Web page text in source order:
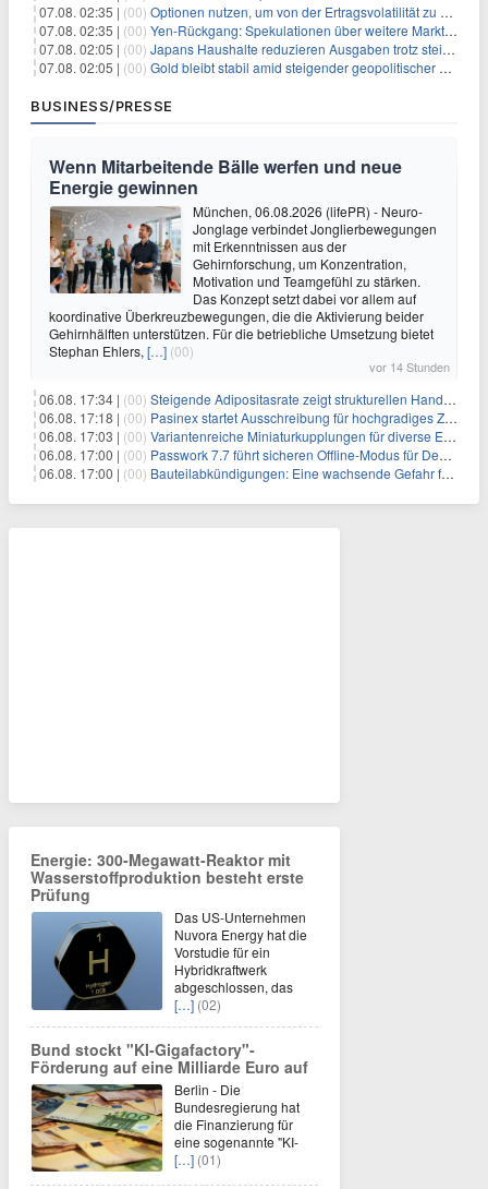
07.08. 02:35 | (00) Optionen nutzen, um von der Ertragsvolatilität zu profitieren
07.08. 02:35 | (00) Yen-Rückgang: Spekulationen über weitere Marktinterventionen nehmen zu
07.08. 02:05 | (00) Japans Haushalte reduzieren Ausgaben trotz steigender Löhne: Ein Warnsignal für das Wachstum
07.08. 02:05 | (00) Gold bleibt stabil amid steigender geopolitischer Spannungen im Persischen Golf
BUSINESS/PRESSE
Wenn Mitarbeitende Bälle werfen und neue
Energie gewinnen
München, 06.08.2026 (lifePR) - Neuro-
Jonglage verbindet Jonglierbewegungen
mit Erkenntnissen aus der
Gehirnforschung, um Konzentration,
Motivation und Teamgefühl zu stärken.
Das Konzept setzt dabei vor allem auf
koordinative Überkreuzbewegungen, die die Aktivierung beider
Gehirnhälften unterstützen. Für die betriebliche Umsetzung bietet
Stephan Ehlers, […] (00)
vor 14 Stunden
06.08. 17:34 | (00) Steigende Adipositasrate zeigt strukturellen Handlungsbedarf bei der Ernährung schulpflichtiger Kinder
06.08. 17:18 | (00) Pasinex startet Ausschreibung für hochgradiges Zinksulfidkonzentrat mit Germanium- und Silbergehalten und stellt ein Betriebsupdate bereit
06.08. 17:03 | (00) Variantenreiche Miniaturkupplungen für diverse Einsatzbereiche
06.08. 17:00 | (00) Passwork 7.7 führt sicheren Offline-Modus für Desktop- und Mobile-Apps ein
06.08. 17:00 | (00) Bauteilabkündigungen: Eine wachsende Gefahr für industrielle Elektroniksysteme
Energie: 300-Megawatt-Reaktor mit
Wasserstoffproduktion besteht erste
Prüfung
Das US-Unternehmen
Nuvora Energy hat die
Vorstudie für ein
Hybridkraftwerk
abgeschlossen, das
[…] (02)
Bund stockt "KI-Gigafactory"-
Förderung auf eine Milliarde Euro auf
Berlin - Die
Bundesregierung hat
die Finanzierung für
eine sogenannte "KI-
[…] (01)